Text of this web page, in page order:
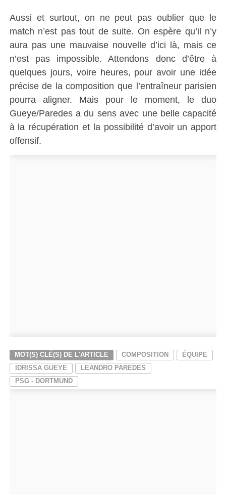
Aussi et surtout, on ne peut pas oublier que le
match n’est pas tout de suite. On espère qu’il n’y
aura pas une mauvaise nouvelle d’ici là, mais ce
n’est pas impossible. Attendons donc d’être à
quelques jours, voire heures, pour avoir une idée
précise de la composition que l’entraîneur parisien
pourra aligner. Mais pour le moment, le duo
Gueye/Paredes a du sens avec une belle capacité
à la récupération et la possibilité d’avoir un apport
offensif.
MOT(S) CLÉ(S) DE L'ARTICLE COMPOSITION
ÉQUIPE
IDRISSA GUEYE
LEANDRO PAREDES
PSG - DORTMUND